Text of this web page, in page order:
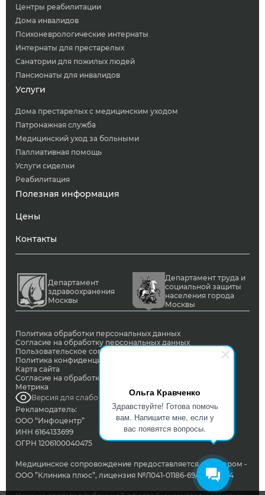
Ольга Кравченко
Здравствуйте! Готова помочь
вам. Напишите мне, если у
вас появятся вопросы.
Центры реабилитации
Дома инвалидов
Психоневрологические интернаты
Интернаты для престарелых
Санатории для пожилых людей
Пансионаты для инвалидов
Услуги
Дома престарелых с медицинским уходом
Патронажная служба
Медицинский уход за больными
Паллиативная помощь
Услуги сиделки
Реабилитация
Полезная информация
Цены
Контакты
Департамент
здравоохранения
Москвы
Департамент труда и
социальной защиты
населения города
Москвы
Политика обработки персональных данных
Согласие на обработку персональных данных
Пользовательское соглашение
Политика конфиденциальности
Карта сайта
Согласие на обработку ПД с помощью сервиса Яндекс
Метрика
Версия для слабовидящих
Рекламодатель:
ООО “Инфоцентр”
ИНН 6164133699
ОГРН 1206100040475
Медицинское сопровождение предоставляется партнером -
ООО ”Клиника плюс”, лицензия №Л041-01186-69/00342824